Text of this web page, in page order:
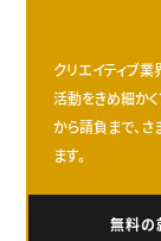
クリエイティブ
活動をきめ細か
から請負まで、
ます。
無料の